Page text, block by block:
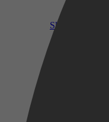
SkyShowtime